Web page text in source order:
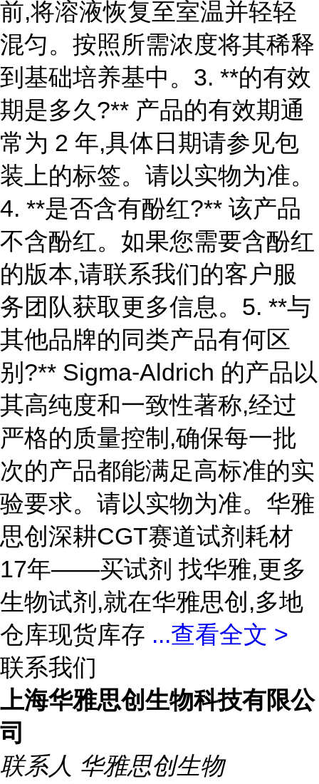
前,将溶液恢复至室温并轻轻
混匀。按照所需浓度将其稀释
到基础培养基中。3. **的有效
期是多久?** 产品的有效期通
常为 2 年,具体日期请参见包
装上的标签。请以实物为准。
4. **是否含有酚红?** 该产品
不含酚红。如果您需要含酚红
的版本,请联系我们的客户服
务团队获取更多信息。5. **与
其他品牌的同类产品有何区
别?** Sigma-Aldrich 的产品以
其高纯度和一致性著称,经过
严格的质量控制,确保每一批
次的产品都能满足高标准的实
验要求。请以实物为准。华雅
思创深耕CGT赛道试剂耗材
17年——买试剂 找华雅,更多
生物试剂,就在华雅思创,多地
仓库现货库存 ...查看全文 >
联系我们
上海华雅思创生物科技有限公
司
联系人 华雅思创生物